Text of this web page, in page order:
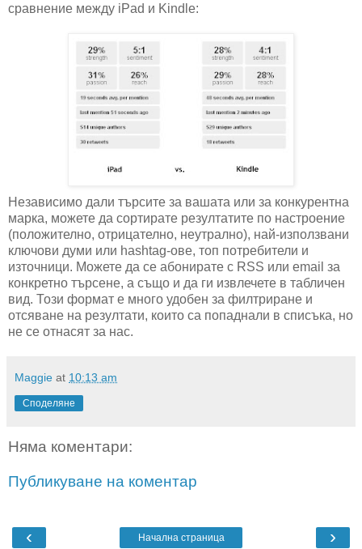
сравнение между iPad и Kindle:
Независимо дали търсите за вашата или за конкурентна
марка, можете да сортирате резултатите по настроение
(положително, отрицателно, неутрално), най-използвани
ключови думи или hashtag-ове, топ потребители и
източници. Можете да се абонирате с RSS или email за
конкретно търсене, а също и да ги извлечете в табличен
вид. Този формат е много удобен за филтриране и
отсяване на резултати, които са попаднали в списъка, но
не се отнасят за нас.
Maggie at 10:13 am
Споделяне
Няма коментари:
Публикуване на коментар
‹ ›
Начална страница